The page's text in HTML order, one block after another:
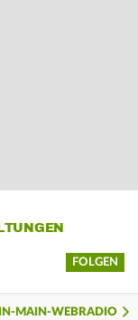
FOLGEN
MAIN-WEBRADIO